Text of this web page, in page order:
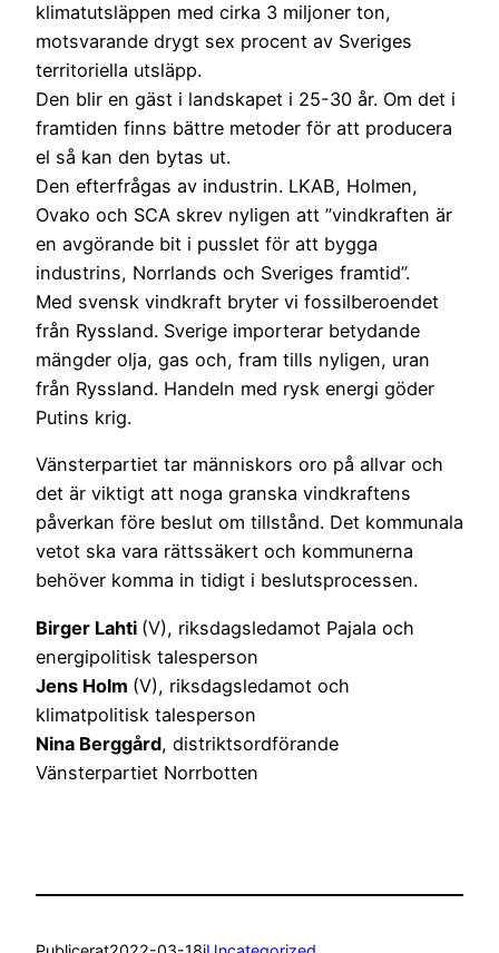
klimatutsläppen med cirka 3 miljoner ton,
motsvarande drygt sex procent av Sveriges
territoriella utsläpp.
Den blir en gäst i landskapet i 25-30 år. Om det i
framtiden finns bättre metoder för att producera
el så kan den bytas ut.
Den efterfrågas av industrin. LKAB, Holmen,
Ovako och SCA skrev nyligen att ”vindkraften är
en avgörande bit i pusslet för att bygga
industrins, Norrlands och Sveriges framtid”.
Med svensk vindkraft bryter vi fossilberoendet
från Ryssland. Sverige importerar betydande
mängder olja, gas och, fram tills nyligen, uran
från Ryssland. Handeln med rysk energi göder
Putins krig.
Vänsterpartiet tar människors oro på allvar och
det är viktigt att noga granska vindkraftens
påverkan före beslut om tillstånd. Det kommunala
vetot ska vara rättssäkert och kommunerna
behöver komma in tidigt i beslutsprocessen.
Birger Lahti (V), riksdagsledamot Pajala och
energipolitisk talesperson
Jens Holm (V), riksdagsledamot och
klimatpolitisk talesperson
Nina Berggård, distriktsordförande
Vänsterpartiet Norrbotten